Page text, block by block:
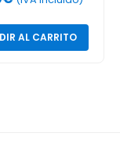
AL CARRITO